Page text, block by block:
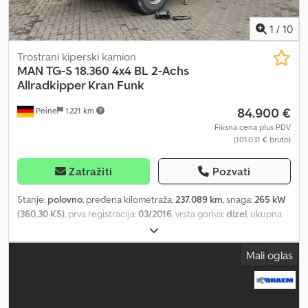
1 / 10
Peine 1.221 km
Trostrani kiperski kamion
MAN TG-S 18.360 4x4 BL 2-Achs
Allradkipper Kran Funk
84.900 €
Fiksna cena plus PDV
(101.031 € bruto)
Zatražiti Pozvati
Stanje: polovno, pređena kilometraža:237.089 km, snaga:265 kW
(360,30 KS), prva registracija:03/2016, vrsta goriva:dizel, ukupna
, konfiguracija osovina:
inspekcija (TÜV):02/2026, boja:crvena, tip prenosa:mehanički,
6 m³, dužina
2.420
ABS, dizalica,
Mali oglas